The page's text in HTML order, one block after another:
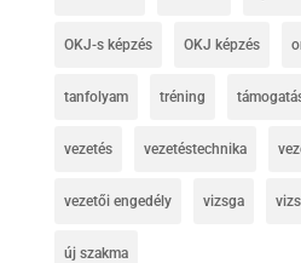
OKJ-s képzés OKJ képzés
tanfolyam tréning
vezetés vezetéstechnika
vezetői engedély vizsga
új szakma